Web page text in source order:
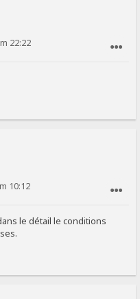
22:22
10:12
le détail le conditions